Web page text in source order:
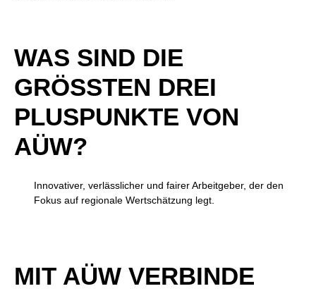
WAS SIND DIE
GRÖSSTEN DREI P
LUSPUNKTE VON A
ÜW?
Innovativer, verlässlicher und fairer Arbeitgeber, der den
Fokus auf regionale Wertschätzung legt.
MIT AÜW VERBINDE